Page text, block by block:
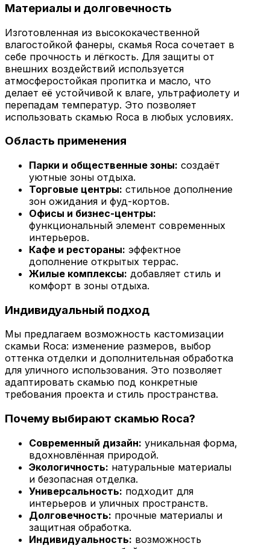
Материалы и долговечность
Изготовленная из высококачественной
влагостойкой фанеры, скамья Roca сочетает в
себе прочность и лёгкость. Для защиты от
внешних воздействий используется
атмосферостойкая пропитка и масло, что
делает её устойчивой к влаге, ультрафиолету и
перепадам температур. Это позволяет
использовать скамью Roca в любых условиях.
Область применения
Парки и общественные зоны: создаёт
уютные зоны отдыха.
Торговые центры: стильное дополнение
зон ожидания и фуд-кортов.
Офисы и бизнес-центры:
функциональный элемент современных
интерьеров.
Кафе и рестораны: эффектное
дополнение открытых террас.
Жилые комплексы: добавляет стиль и
комфорт в зоны отдыха.
Индивидуальный подход
Мы предлагаем возможность кастомизации
скамьи Roca: изменение размеров, выбор
оттенка отделки и дополнительная обработка
для уличного использования. Это позволяет
адаптировать скамью под конкретные
требования проекта и стиль пространства.
Почему выбирают скамью Roca?
Современный дизайн: уникальная форма,
вдохновлённая природой.
Экологичность: натуральные материалы
и безопасная отделка.
Универсальность: подходит для
интерьеров и уличных пространств.
Долговечность: прочные материалы и
защитная обработка.
Индивидуальность: возможность